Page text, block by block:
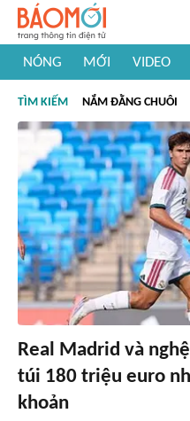
NÓNG MỚI VIDEO
#Khám phá thế giới
TÌM KIẾM NẮM ĐẰNG CHUÔI
Real Madrid và
túi 180 triệu euro
khoản